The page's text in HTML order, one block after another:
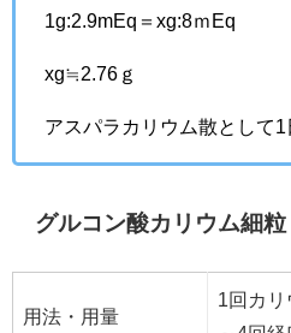
1g:2.9mEq＝xg:8ｍEq
xg≒2.76ｇ
アスパラカリウム散として
グルコン酸カリウム細粒
用法・用量
1回カ